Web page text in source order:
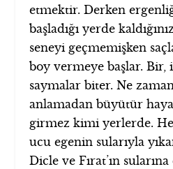
etmektir. Derken
başladığı yerde
seneyi geçmemişken
boy vermeye başlar. Bir,
saymalar biter. Ne
anlamadan büyütür
girmez kimi yerlerde.
ucu egenin sularıyla
Dicle ve Fırat’ın